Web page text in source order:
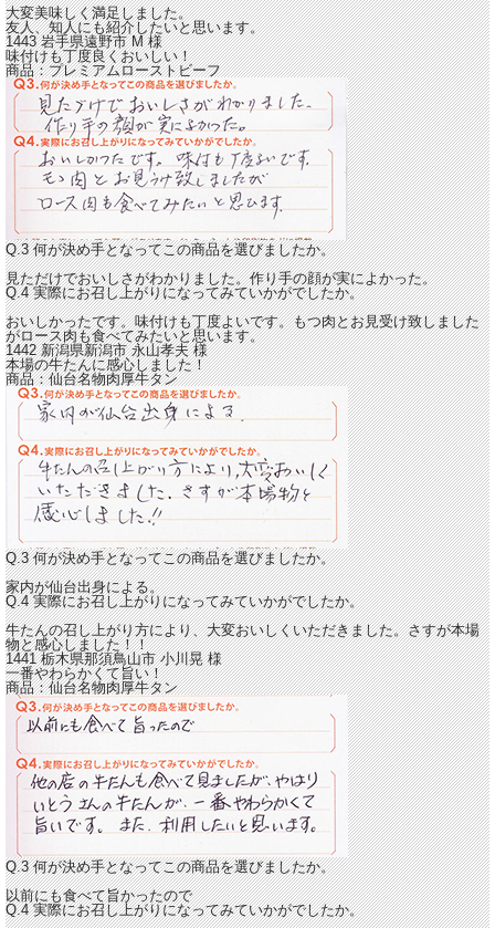
大変美味しく満足しました。
友人、知人にも紹介したいと思います。
1443 岩手県遠野市M様
味付けも丁度良くおいしい！
商品：プレミアムローストビーフ
Q.3 何が決め手となってこの商品を選びましたか。
見ただけでおいしさがわかりました。作り手の顔が実によかった。
Q.4 実際にお召し上がりになってみていかがでしたか。
おいしかったです。味付けも丁度よいです。もつ肉とお見受け致しました
がロース肉も食べてみたいと思います。
1442 新潟県新潟市永山孝夫様
本場の牛たんに感心しました！
商品：仙台名物肉厚牛タン
Q.3 何が決め手となってこの商品を選びましたか。
家内が仙台出身による。
Q.4 実際にお召し上がりになってみていかがでしたか。
牛たんの召し上がり方により、大変おいしくいただきました。さすが本場
物と感心しました！！
1441 栃木県那須鳥山市小川晃様
一番やわらかくて旨い！
商品：仙台名物肉厚牛タン
Q.3 何が決め手となってこの商品を選びましたか。
以前にも食べて旨かったので
Q.4 実際にお召し上がりになってみていかがでしたか。